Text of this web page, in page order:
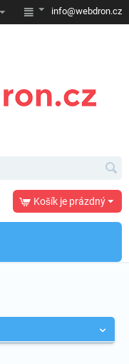
info@webdron.cz
Košík je prázdný